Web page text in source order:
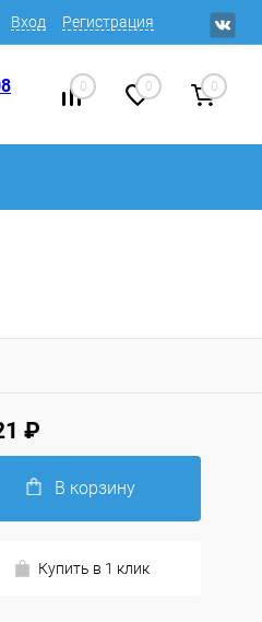
Вход Регистрация
0 0 0
₽
В корзину
Купить в 1 клик